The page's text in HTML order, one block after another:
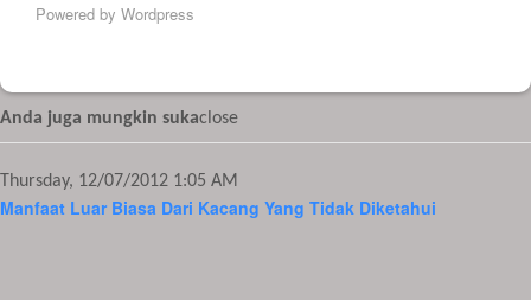
Powered by Wordpress
Anda juga mungkin sukaclose
Thursday, 12/07/2012 1:05 AM
Manfaat Luar Biasa Dari Kacang Yang Tidak Diketahui